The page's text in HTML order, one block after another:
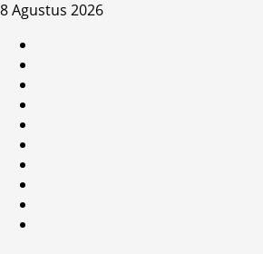
Skip
content
8 Agustus 2026